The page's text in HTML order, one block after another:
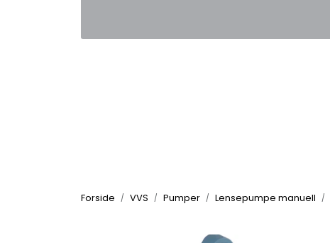
Forside VVS Pumper Lensepumpe manuell